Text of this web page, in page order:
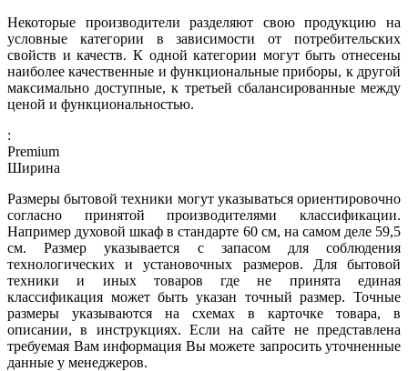
Некоторые производители разделяют свою продукцию на
условные категории в зависимости от потребительских
свойств и качеств. К одной категории могут быть отнесены
наиболее качественные и функциональные приборы, к другой
максимально доступные, к третьей сбалансированные между
ценой и функциональностью.
:
Premium
Ширина
Размеры бытовой техники могут указываться ориентировочно
согласно принятой производителями классификации.
Например духовой шкаф в стандарте 60 см, на самом деле 59,5
см. Размер указывается с запасом для соблюдения
технологических и установочных размеров. Для бытовой
техники и иных товаров где не принята единая
классификация может быть указан точный размер. Точные
размеры указываются на схемах в карточке товара, в
описании, в инструкциях. Если на сайте не представлена
требуемая Вам информация Вы можете запросить уточненные
данные у менеджеров.